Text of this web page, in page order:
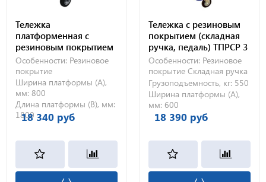
Тележка
платформенная с
резиновым покрытием
ТПР 10 (800х1800) без
колес
Особенности: Резиновое
покрытие
Ширина платформы (А),
мм: 800
Длина платформы (В), мм:
1800
18 340 руб
Тележка с резиновым
покрытием (складная
ручка, педаль) ТПРСР 3
МП (600х1000) 200-Ч
Особенности: Резиновое
покрытие Складная ручка
Грузоподъемность, кг: 550
Ширина платформы (А),
мм: 600
18 390 руб